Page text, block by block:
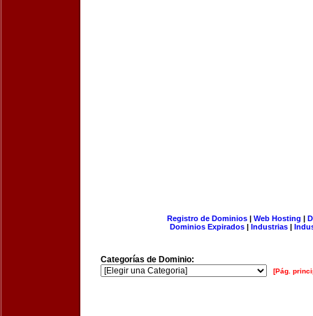
Registro de Dominios| Web Hosting |
Dominios Expirados | Industrias |
Categorías de Dominio:
[Pág.